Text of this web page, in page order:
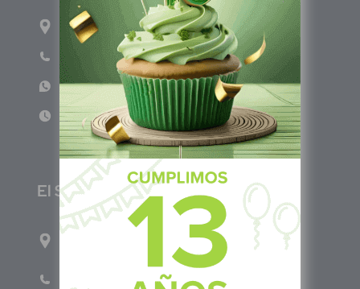
Carrera 71G #117-67 INT 3 OFI 701
Teléfono: (601) 522 3869
WhatsApp: +57 317 4651554
Lun - Vie 8:00am - 5:00pm
El Salvador
1ro Cll Pte, y 61 Av Nte, #3206, Local 9, San
Teléfono: +503 6986 1402